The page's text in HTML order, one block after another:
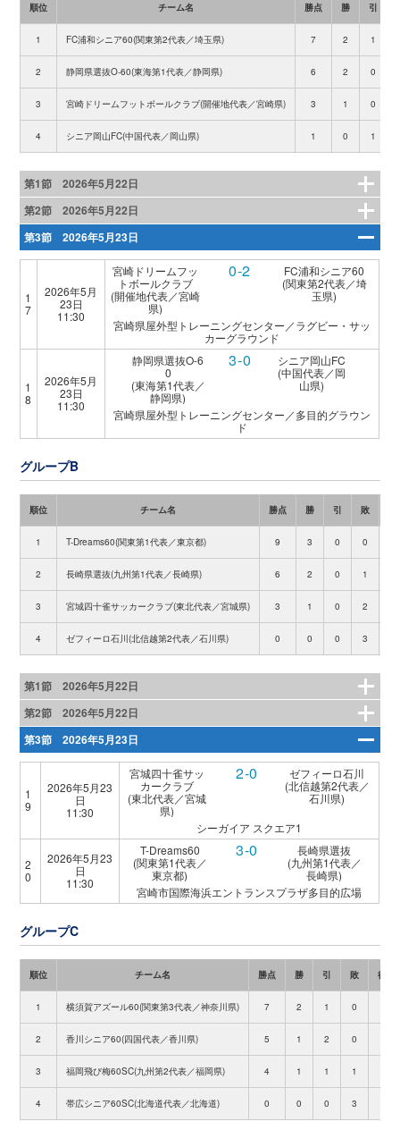
順位 チーム名 勝点 勝 引
1 FC浦和シニア60(関東第2代表／埼玉県) 7 2 1
2 静岡県選抜O-60(東海第1代表／静岡県) 6 2 0
3 宮崎ドリームフットボールクラブ(開催地代表／宮崎県) 3 1 0
4 シニア岡山FC(中国代表／岡山県) 1 0 1
第1節 2026年5月22日
第2節 2026年5月22日
第3節 2026年5月23日
1
7
2026年5月
23日
11:30
宮崎ドリームフッ
トボールクラブ
(開催地代表／宮崎
県)
0-2
FC浦和シニア60
(関東第2代表／埼
玉県)
宮崎県屋外型トレーニングセンター／ラグビー・サッ
カーグラウンド
1
8
2026年5月
23日
11:30
静岡県選抜O-6
0
(東海第1代表／
静岡県)
3-0
シニア岡山FC
(中国代表／岡
山県)
宮崎県屋外型トレーニングセンター／多目的グラウン
ド
グループB
順位 チーム名 勝点 勝 引 敗
1 T-Dreams60(関東第1代表／東京都) 9 3 0 0
2 長崎県選抜(九州第1代表／長崎県) 6 2 0 1
3 宮城四十雀サッカークラブ(東北代表／宮城県) 3 1 0 2
4 ゼフィーロ石川(北信越第2代表／石川県) 0 0 0 3
第1節 2026年5月22日
第2節 2026年5月22日
第3節 2026年5月23日
1
9
2026年5月23
日
11:30
宮城四十雀サッ
カークラブ
(東北代表／宮城
県)
2-0
ゼフィーロ石川
(北信越第2代表／
石川県)
シーガイア スクエア1
2
0
2026年5月23
日
11:30
T-Dreams60
(関東第1代表／
東京都)
3-0
長崎県選抜
(九州第1代表／
長崎県)
宮崎市国際海浜エントランスプラザ多目的広場
グループC
順位 チーム名 勝点 勝 引 敗 得点
1 横須賀アズール60(関東第3代表／神奈川県) 7 2 1 0
2 香川シニア60(四国代表／香川県) 5 1 2 0
3 福岡飛び梅60SC(九州第2代表／福岡県) 4 1 1 1
4 帯広シニア60SC(北海道代表／北海道) 0 0 0 3